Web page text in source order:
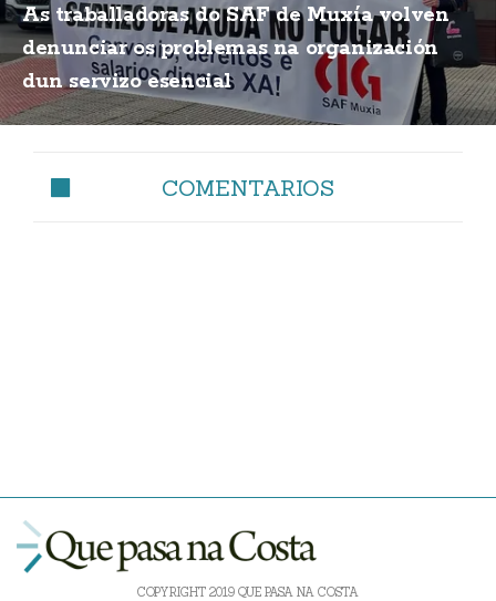
As traballadoras do SAF de Muxía volven
denunciar os problemas na organización
dun servizo esencial
COMENTARIOS
COPYRIGHT 2019 QUE PASA NA COSTA